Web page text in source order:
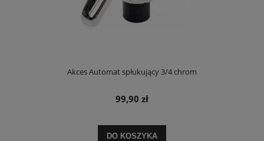
Akces Automat spłukujący 3/4 chrom
99,90 zł
DO KOSZYKA